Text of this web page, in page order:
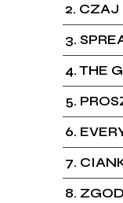
2 CZAJ
3
4 THE
5
6
7
8